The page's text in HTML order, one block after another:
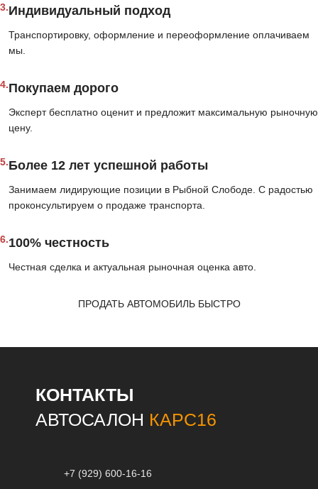
3.Индивидуальный подход
Транспортировку, оформление и переоформление оплачиваем
мы.
4.Покупаем дорого
Эксперт бесплатно оценит и предложит максимальную рыночную
цену.
5.Более 12 лет успешной работы
Занимаем лидирующие позиции в Рыбной Слободе. С радостью
проконсультируем о продаже транспорта.
6.100% честность
Честная сделка и актуальная рыночная оценка авто.
ПРОДАТЬ АВТОМОБИЛЬ БЫСТРО
КОНТАКТЫ
АВТОСАЛОН КАРС16
+7 (929) 600-16-16